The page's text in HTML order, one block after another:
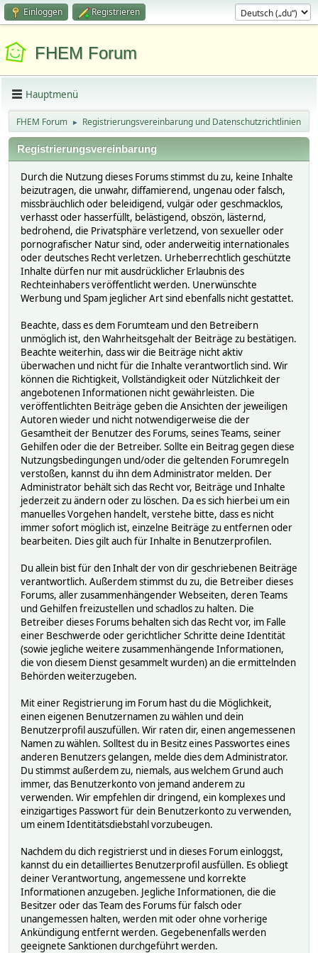
Einloggen Registrieren
FHEM Forum
Hauptmenü
FHEM Forum ► Registrierungsvereinbarung und Datenschutzrichtlinien
Registrierungsvereinbarung
Durch die Nutzung dieses Forums stimmst du zu, keine Inhalte
beizutragen, die unwahr, diffamierend, ungenau oder falsch,
missbräuchlich oder beleidigend, vulgär oder geschmacklos,
verhasst oder hasserfüllt, belästigend, obszön, lästernd,
bedrohend, die Privatsphäre verletzend, von sexueller oder
pornografischer Natur sind, oder anderweitig internationales
oder deutsches Recht verletzen. Urheberrechtlich geschützte
Inhalte dürfen nur mit ausdrücklicher Erlaubnis des
Rechteinhabers veröffentlicht werden. Unerwünschte
Werbung und Spam jeglicher Art sind ebenfalls nicht gestattet.
Beachte, dass es dem Forumteam und den Betreibern
unmöglich ist, den Wahrheitsgehalt der Beiträge zu bestätigen.
Beachte weiterhin, dass wir die Beiträge nicht aktiv
überwachen und nicht für die Inhalte verantwortlich sind. Wir
können die Richtigkeit, Vollständigkeit oder Nützlichkeit der
angebotenen Informationen nicht gewährleisten. Die
veröffentlichten Beiträge geben die Ansichten der jeweiligen
Autoren wieder und nicht notwendigerweise die der
Gesamtheit der Benutzer des Forums, seines Teams, seiner
Gehilfen oder die der Betreiber. Sollte ein Beitrag gegen diese
Nutzungsbedingungen und/oder die geltenden Forumregeln
verstoßen, kannst du ihn dem Administrator melden. Der
Administrator behält sich das Recht vor, Beiträge und Inhalte
jederzeit zu ändern oder zu löschen. Da es sich hierbei um ein
manuelles Vorgehen handelt, verstehe bitte, dass es nicht
immer sofort möglich ist, einzelne Beiträge zu entfernen oder
bearbeiten. Dies gilt auch für Inhalte in Benutzerprofilen.
Du allein bist für den Inhalt der von dir geschriebenen Beiträge
verantwortlich. Außerdem stimmst du zu, die Betreiber dieses
Forums, aller zusammenhängender Webseiten, deren Teams
und Gehilfen freizustellen und schadlos zu halten. Die
Betreiber dieses Forums behalten sich das Recht vor, im Falle
einer Beschwerde oder gerichtlicher Schritte deine Identität
(sowie jegliche weitere zusammenhängende Informationen,
die von diesem Dienst gesammelt wurden) an die ermittelnden
Behörden weiterzugeben.
Mit einer Registrierung im Forum hast du die Möglichkeit,
einen eigenen Benutzernamen zu wählen und dein
Benutzerprofil auszufüllen. Wir raten dir, einen angemessenen
Namen zu wählen. Solltest du in Besitz eines Passwortes eines
anderen Benutzers gelangen, melde dies dem Administrator.
Du stimmst außerdem zu, niemals, aus welchem Grund auch
immer, das Benutzerkonto von jemand anderem zu
verwenden. Wir empfehlen dir dringend, ein komplexes und
einzigartiges Passwort für dein Benutzerkonto zu verwenden,
um einem Identitätsdiebstahl vorzubeugen.
Nachdem du dich registrierst und in dieses Forum einloggst,
kannst du ein detailliertes Benutzerprofil ausfüllen. Es obliegt
deiner Verantwortung, angemessene und korrekte
Informationen anzugeben. Jegliche Informationen, die die
Besitzer oder das Team des Forums für falsch oder
unangemessen halten, werden mit oder ohne vorherige
Ankündigung entfernt werden. Gegebenenfalls werden
geeignete Sanktionen durchgeführt werden.